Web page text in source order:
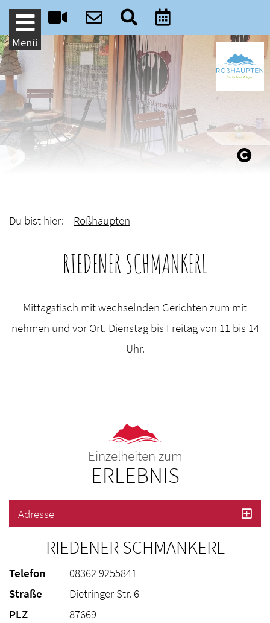
Weiter zum Inhalt
Menü
Du bist hier: Roßhaupten
RIEDENER SCHMANKERL
Mittagstisch mit wechselnden Gerichten zum mit
nehmen und vor Ort. Dienstag bis Freitag von 11 bis 14
Uhr.
Einzelheiten zum
ERLEBNIS
Adresse
RIEDENER SCHMANKERL
Telefon
08362 9255841
Straße
Dietringer Str. 6
PLZ
87669